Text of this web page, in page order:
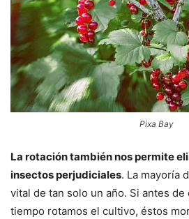
Pixa Bay
La rotación también nos permite
insectos perjudiciales. La mayoría
vital de tan solo un año. Si antes
tiempo rotamos el cultivo, éstos